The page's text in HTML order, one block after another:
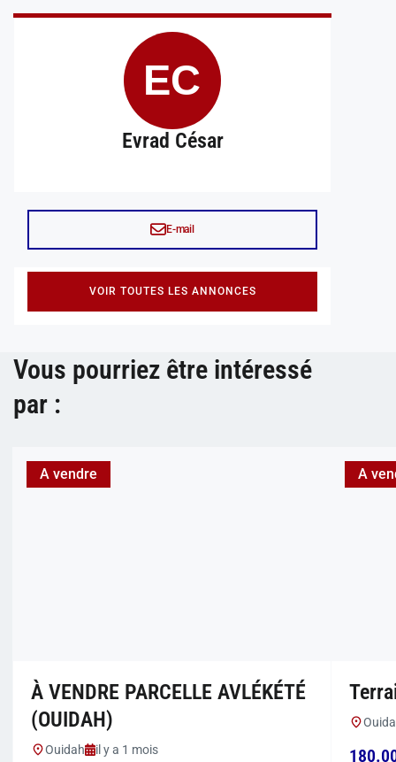
EC
Evrad César
E-mail
VOIR TOUTES LES ANNONCES
Vous pourriez être intéressé
par :
A vendre
À VENDRE PARCELLE AVLÉKÉTÉ
(OUIDAH)
Ouidah il y a 1 mois
A